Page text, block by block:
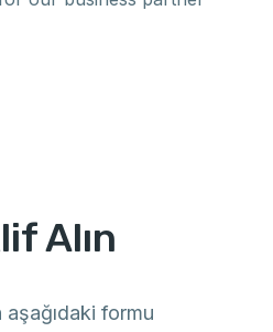
Alın
aşağıdaki formu